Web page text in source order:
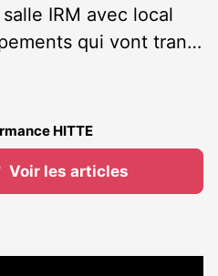
IRM avec local
qui vont tran…
HITTE
Voir les articles